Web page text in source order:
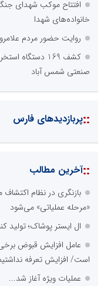
افتتاح موکب شهدای
خانواده‌های شهدا
روایت حضور مردم
کشف 169
صنعتی شمس آباد
::پربازدیدهای فارس
::آخرین مطالب
بازنگری در نظام
«مرحله عملیاتی» می‌شود
ال ایستر پوشاک؛ تولید
عامل افزایش قبوض
است/ افزایش تعرفه
عملیات ویژه آغاز شد...